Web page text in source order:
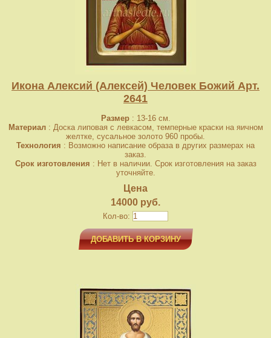
Икона Алексий (Алексей) Человек Божий Арт.
2641
Размер: 13-16 см.
Материал: Доска липовая с левкасом, темперные краски на яичном
желтке, сусальное золото 960 пробы.
Технология : Возможно написание образа в других размерах на
заказ.
Срок изготовления : Нет в наличии. Срок изготовления на заказ
уточняйте.
Цена
14000 руб.
Кол-во:
ДОБАВИТЬ В КОРЗИНУ